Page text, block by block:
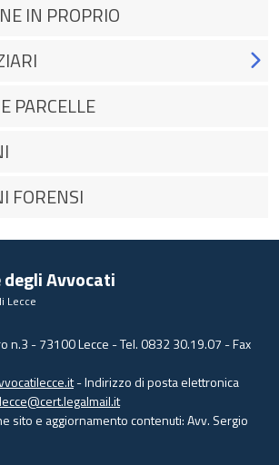
IN PROPRIO
PARCELLE
FORENSI
degli Avvocati
Lecce
n.3 - 73100 Lecce - Tel. 0832 30.19.07 - Fax
- Indirizzo di posta elettronica
sito e aggiornamento contenuti: Avv. Sergio